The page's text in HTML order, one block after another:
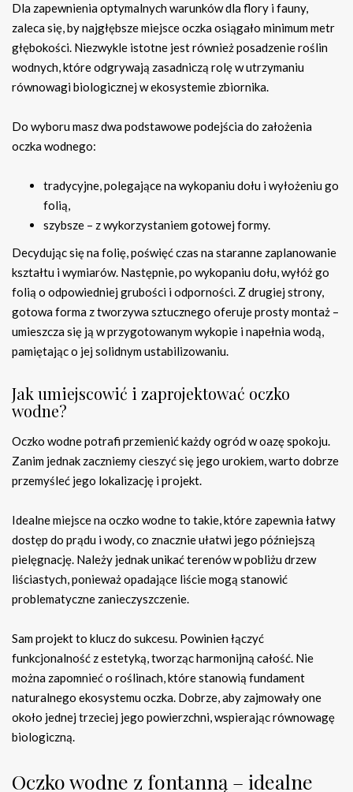
Dla zapewnienia optymalnych warunków dla flory i fauny,
zaleca się, by najgłębsze miejsce oczka osiągało minimum metr
głębokości. Niezwykle istotne jest również posadzenie roślin
wodnych, które odgrywają zasadniczą rolę w utrzymaniu
równowagi biologicznej w ekosystemie zbiornika.
Do wyboru masz dwa podstawowe podejścia do założenia
oczka wodnego:
tradycyjne, polegające na wykopaniu dołu i wyłożeniu go
folią,
szybsze – z wykorzystaniem gotowej formy.
Decydując się na folię, poświęć czas na staranne zaplanowanie
kształtu i wymiarów. Następnie, po wykopaniu dołu, wyłóż go
folią o odpowiedniej grubości i odporności. Z drugiej strony,
gotowa forma z tworzywa sztucznego oferuje prosty montaż –
umieszcza się ją w przygotowanym wykopie i napełnia wodą,
pamiętając o jej solidnym ustabilizowaniu.
Jak umiejscowić i zaprojektować oczko
wodne?
Oczko wodne potrafi przemienić każdy ogród w oazę spokoju.
Zanim jednak zaczniemy cieszyć się jego urokiem, warto dobrze
przemyśleć jego lokalizację i projekt.
Idealne miejsce na oczko wodne to takie, które zapewnia łatwy
dostęp do prądu i wody, co znacznie ułatwi jego późniejszą
pielęgnację. Należy jednak unikać terenów w pobliżu drzew
liściastych, ponieważ opadające liście mogą stanowić
problematyczne zanieczyszczenie.
Sam projekt to klucz do sukcesu. Powinien łączyć
funkcjonalność z estetyką, tworząc harmonijną całość. Nie
można zapomnieć o roślinach, które stanowią fundament
naturalnego ekosystemu oczka. Dobrze, aby zajmowały one
około jednej trzeciej jego powierzchni, wspierając równowagę
biologiczną.
Oczko wodne z fontanną – idealne